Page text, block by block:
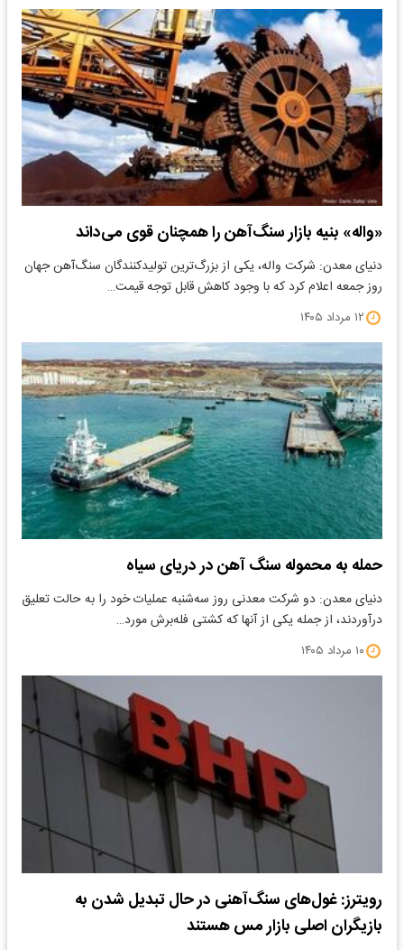
«واله» بنیه بازار سنگ‌آهن را همچنان قوی می‌داند
دنیای معدن: شرکت واله، یکی از بزرگ‌ترین تولیدکنندگان سنگ‌آهن جهان
روز جمعه اعلام کرد که با وجود کاهش قابل توجه قیمت…
۱۲ مرداد ۱۴۰۵
حمله به محموله سنگ آهن در دریای سیاه
دنیای معدن: دو شرکت معدنی روز سه‌شنبه عملیات خود را به حالت تعلیق
درآوردند، از جمله یکی از آنها که کشتی فله‌برش مورد…
۱۰ مرداد ۱۴۰۵
رویترز: غول‌های سنگ‌آهنی‌ در حال تبدیل شدن به
بازیگران اصلی بازار مس هستند